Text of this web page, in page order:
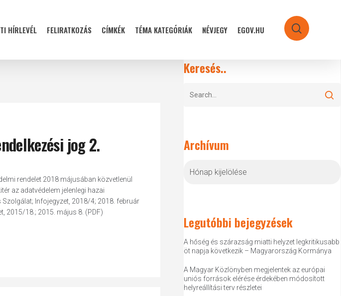
HÍRLEVÉL FELIRATKOZÁS CÍMKÉK TÉMA KATEGÓRIÁK NÉVJEGY EGOV.HU search
jog 2.
rendelet 2018 májusában közvetlenül
az adatvédelem jelenlegi hazai
Infojegyzet, 2018/4; 2018. február
2015/18.; 2015. május 8. (PDF)
Keresés..
Archívum
Legutóbbi bejegyzések
A hőség és szárazság miatti helyzet legkritikusabb
öt napja következik – Magyarország Kormánya
A Magyar Közlönyben megjelentek az európai
uniós források elérése érdekében módosított
helyreállítási terv részletei